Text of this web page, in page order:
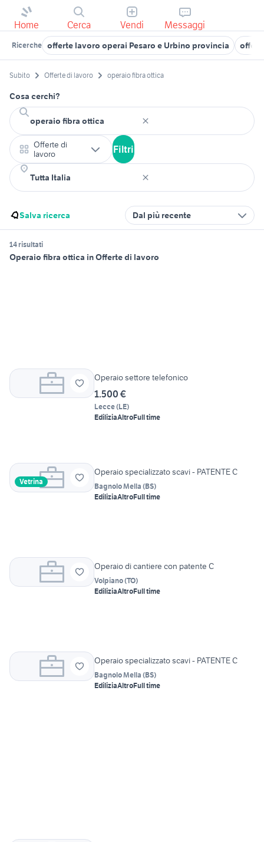
Home Cerca Vendi Messaggi
Ricerche offerte lavoro operai Pesaro e Urbino provincia
Subito Offerte di lavoro operaio fibra ottica
Cosa cerchi?
Offerte di
lavoro
Filtri
Salva ricerca Dal più recente
14 risultati
Operaio fibra ottica in Offerte di lavoro
Operaio settore telefonico
1.500 €
Lecce(LE)
EdiliziaAltroFull time
Vetrina
Operaio specializzato scavi - PATENTE C
Bagnolo Mella (BS)
EdiliziaAltroFull time
Operaio di cantiere con patente C
Volpiano(TO)
EdiliziaAltroFull time
Operaio specializzato scavi - PATENTE C
Bagnolo Mella (BS)
EdiliziaAltroFull time